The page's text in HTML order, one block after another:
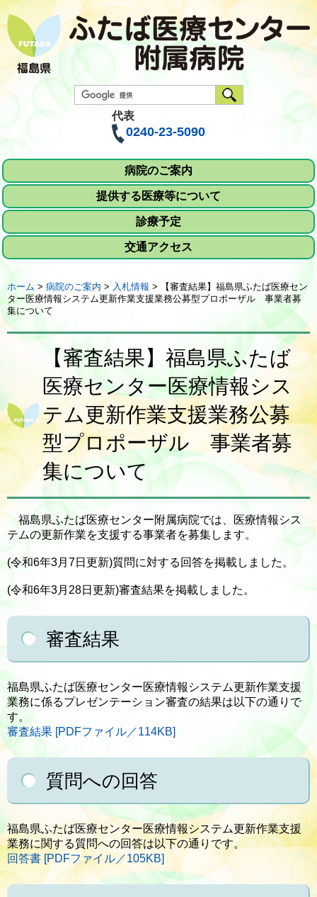
代表
0240-23-5090
病院のご案内
提供する医療等について
診療予定
交通アクセス
ホーム > 病院のご案内 > 入札情報 >
【審査結果】福島県ふたば医療セン
ター医療情報システム更新作業支援業務公募型プロポーザル 事業者募
集について
【審査結果】福島県ふたば
医療センター医療情報シス
テム更新作業支援業務公募
型プロポーザル 事業者募
集について
福島県ふたば医療センター附属病院では、医療情報シス
テムの更新作業を支援する事業者を募集します。
(令和6年3月7日更新)質問に対する回答を掲載しました。
(令和6年3月28日更新)審査結果を掲載しました。
審査結果
福島県ふたば医療センター医療情報システム更新作業支援
業務に係るプレゼンテーション審査の結果は以下の通りで
す。
審査結果 [PDFファイル／114KB]
質問への回答
福島県ふたば医療センター医療情報システム更新作業支援
業務に関する質問への回答は以下の通りです。
回答書 [PDFファイル／105KB]